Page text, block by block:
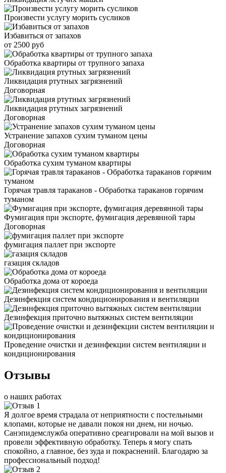
Произвести услугу морить сусликов
Избавиться от запахов
от 2500 руб
Обработка квартиры от трупного запаха
Ликвидация ртутных загрязнений
Договорная
Ликвидация ртутных загрязнений
Договорная
Устранение запахов сухим туманом цены
Договорная
Обработка сухим туманом квартиры
Горячая травля тараканов - Обработка тараканов горячим
туманом
Фумигация при экспорте, фумигация деревянной тары
Договорная
фумигация паллет при экспорте
газация складов
Обработка дома от короеда
Дезинфекция систем кондиционирования и вентиляции
Дезинфекция приточно вытяжных систем вентиляции
Проведение очистки и дезинфекции систем вентиляции и
кондиционирования
Отзывы
о наших работах
Я долгое время страдала от неприятности с постельными
клопами, которые не давали покоя ни днем, ни ночью.
Санэпидемслужба оперативно среагировали на мой вызов и
провели эффективную обработку. Теперь я могу спать
спокойно, а главное, без зуда и покраснений. Благодарю за
профессиональный подход!